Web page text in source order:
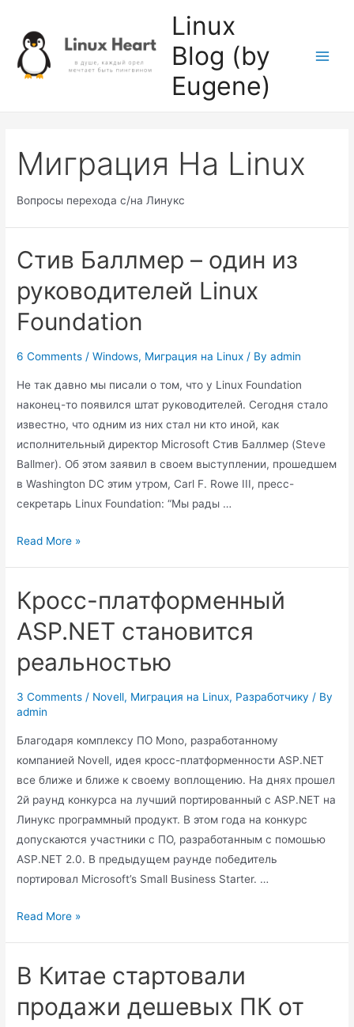
content
Linux
Blog (by
Eugene)
Миграция На Linux
Вопросы перехода с/на Линукс
Стив Баллмер – один из
руководителей Linux
Foundation
6 Comments /Windows, Миграция на Linux / Byadmin
Не так давно мы писали о том, что у Linux Foundation
наконец-то появился штат руководителей. Сегодня стало
известно, что одним из них стал ни кто иной, как
исполнительный директор Microsoft Стив Баллмер (Steve
Ballmer). Об этом заявил в своем выступлении, прошедшем
в Washington DC этим утром, Carl F. Rowe III, пресс-
секретарь Linux Foundation: “Мы рады …
Стив
один
руководителей
Linux
Foundation
Read More »
Кросс-платформенный
ASP.NET становится
реальностью
3 Comments / Novell, Миграция на Linux, Разработчику / By
admin
Благодаря комплексу ПО Mono, разработанному
компанией Novell, идея кросс-платформенности ASP.NET
все ближе и ближе к своему воплощению. На днях прошел
2й раунд конкурса на лучший портированный с ASP.NET на
Линукс программный продукт. В этом года на конкурс
допускаются участники с ПО, разработанным с помошью
ASP.NET 2.0. В предыдущем раунде победитель
портировал Microsoft’s Small Business Starter. …
Кросс-
становится
Read More »
В Китае стартовали
продажи дешевых ПК от